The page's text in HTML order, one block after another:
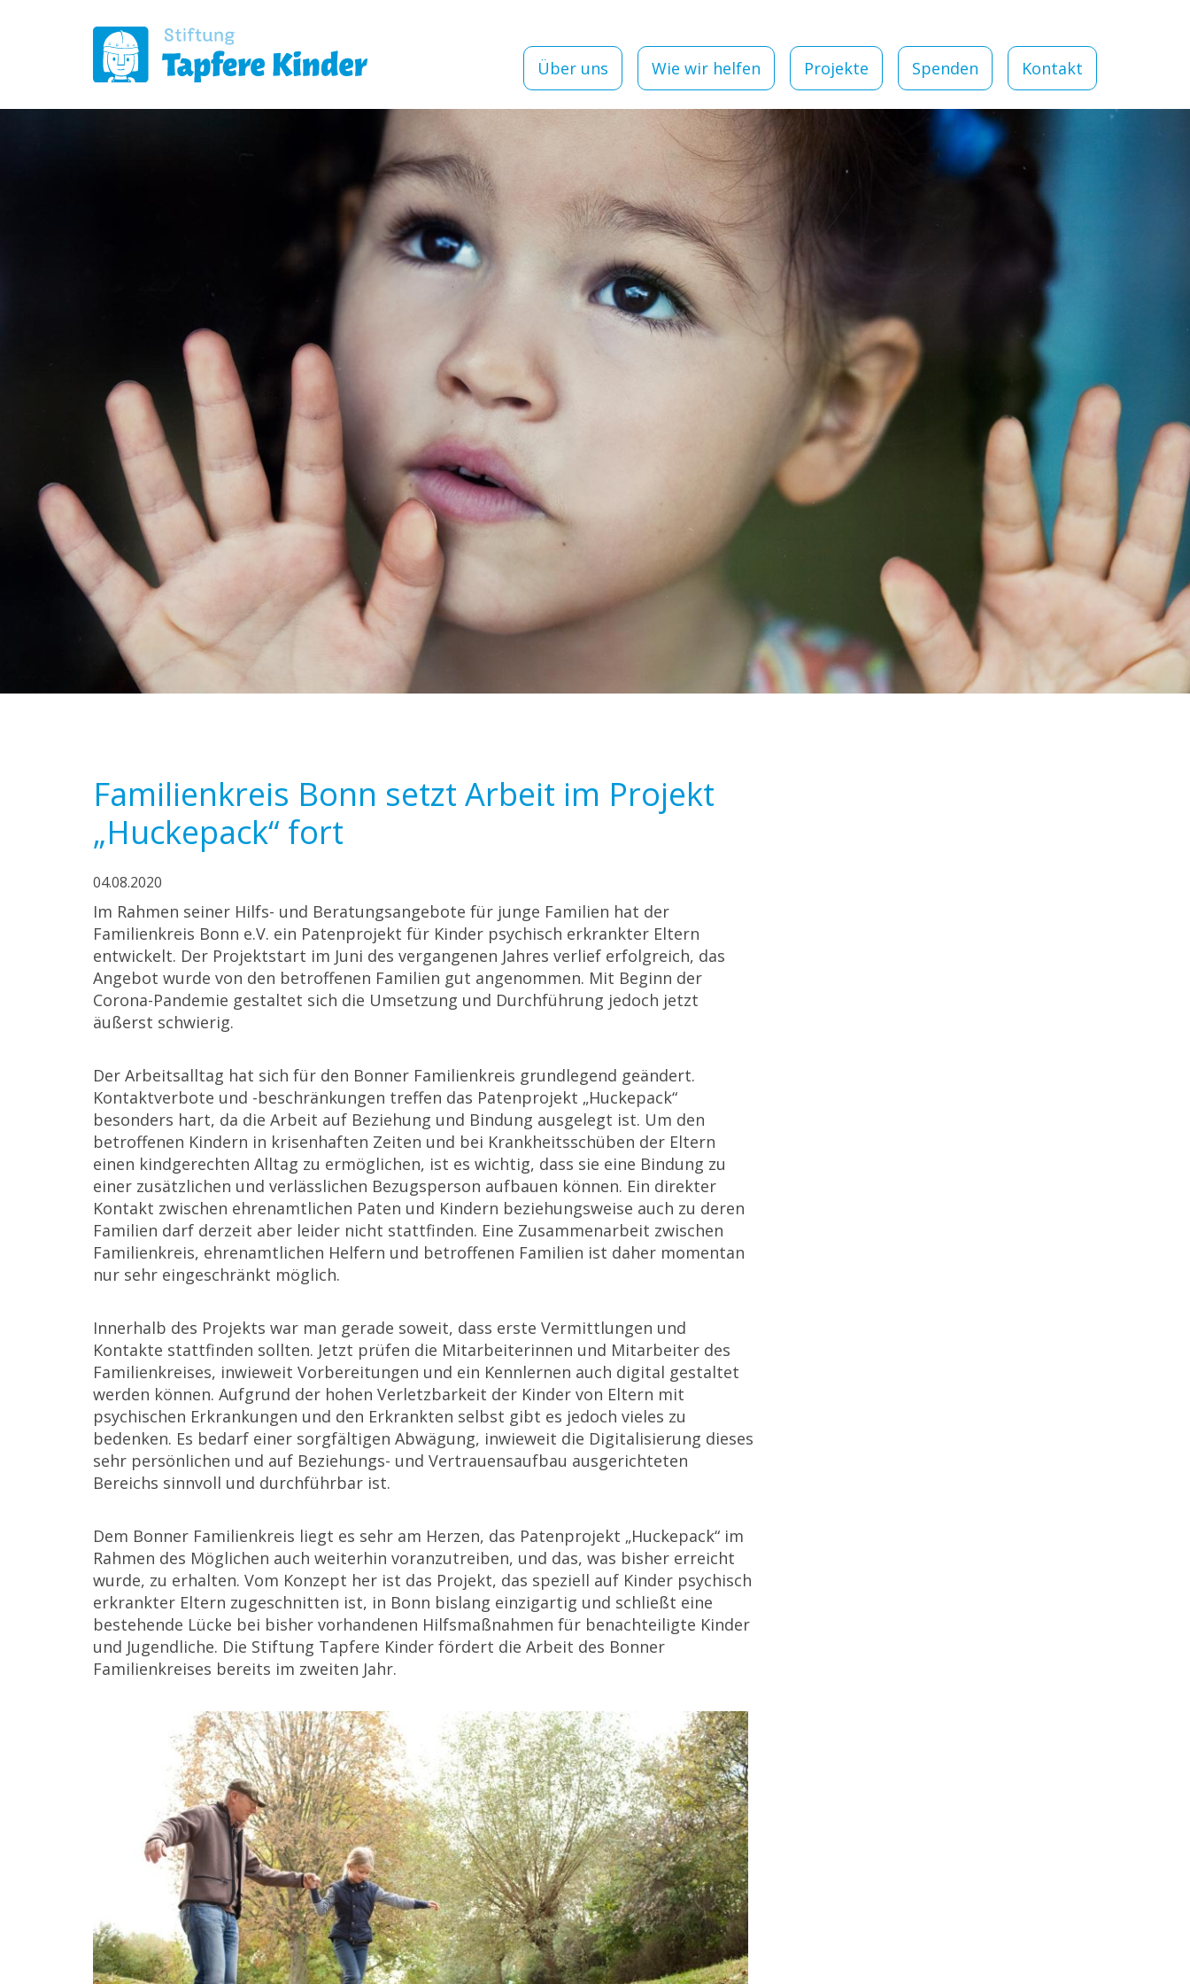
Über uns Wie wir helfen Projekte Spenden Kontakt
Familienkreis Bonn setzt Arbeit im Projekt
„Huckepack“ fort
04.08.2020
Im Rahmen seiner Hilfs- und Beratungsangebote für junge Familien hat der
Familienkreis Bonn e.V. ein Patenprojekt für Kinder psychisch erkrankter Eltern
entwickelt. Der Projektstart im Juni des vergangenen Jahres verlief erfolgreich, das
Angebot wurde von den betroffenen Familien gut angenommen. Mit Beginn der
Corona-Pandemie gestaltet sich die Umsetzung und Durchführung jedoch jetzt
äußerst schwierig.
Der Arbeitsalltag hat sich für den Bonner Familienkreis grundlegend geändert.
Kontaktverbote und -beschränkungen treffen das Patenprojekt „Huckepack“
besonders hart, da die Arbeit auf Beziehung und Bindung ausgelegt ist. Um den
betroffenen Kindern in krisenhaften Zeiten und bei Krankheitsschüben der Eltern
einen kindgerechten Alltag zu ermöglichen, ist es wichtig, dass sie eine Bindung zu
einer zusätzlichen und verlässlichen Bezugsperson aufbauen können. Ein direkter
Kontakt zwischen ehrenamtlichen Paten und Kindern beziehungsweise auch zu deren
Familien darf derzeit aber leider nicht stattfinden. Eine Zusammenarbeit zwischen
Familienkreis, ehrenamtlichen Helfern und betroffenen Familien ist daher momentan
nur sehr eingeschränkt möglich.
Innerhalb des Projekts war man gerade soweit, dass erste Vermittlungen und
Kontakte stattfinden sollten. Jetzt prüfen die Mitarbeiterinnen und Mitarbeiter des
Familienkreises, inwieweit Vorbereitungen und ein Kennlernen auch digital gestaltet
werden können. Aufgrund der hohen Verletzbarkeit der Kinder von Eltern mit
psychischen Erkrankungen und den Erkrankten selbst gibt es jedoch vieles zu
bedenken. Es bedarf einer sorgfältigen Abwägung, inwieweit die Digitalisierung dieses
sehr persönlichen und auf Beziehungs- und Vertrauensaufbau ausgerichteten
Bereichs sinnvoll und durchführbar ist.
Dem Bonner Familienkreis liegt es sehr am Herzen, das Patenprojekt „Huckepack“ im
Rahmen des Möglichen auch weiterhin voranzutreiben, und das, was bisher erreicht
wurde, zu erhalten. Vom Konzept her ist das Projekt, das speziell auf Kinder psychisch
erkrankter Eltern zugeschnitten ist, in Bonn bislang einzigartig und schließt eine
bestehende Lücke bei bisher vorhandenen Hilfsmaßnahmen für benachteiligte Kinder
und Jugendliche. Die Stiftung Tapfere Kinder fördert die Arbeit des Bonner
Familienkreises bereits im zweiten Jahr.